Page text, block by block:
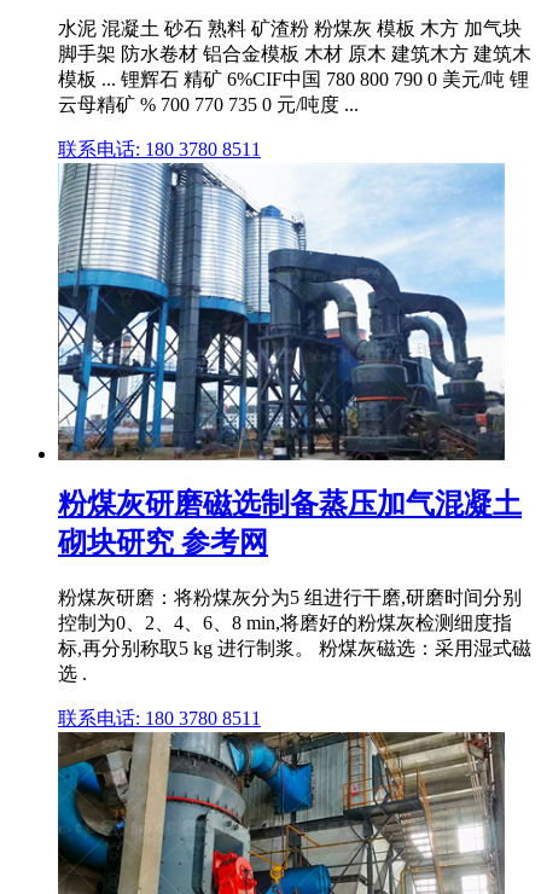
水泥 混凝土 砂石 熟料 矿渣粉 粉煤灰 模板 木方 加气块
脚手架 防水卷材 铝合金模板 木材 原木 建筑木方 建筑木
模板 ... 锂辉石 精矿 6%CIF中国 780 800 790 0 美元/吨 锂
云母精矿 % 700 770 735 0 元/吨度 ...
联系电话: 180 3780 8511
粉煤灰研磨磁选制备蒸压加气混凝土
砌块研究 参考网
粉煤灰研磨：将粉煤灰分为5 组进行干磨,研磨时间分别
控制为0、2、4、6、8 min,将磨好的粉煤灰检测细度指
标,再分别称取5 kg 进行制浆。 粉煤灰磁选：采用湿式磁
选 .
联系电话: 180 3780 8511